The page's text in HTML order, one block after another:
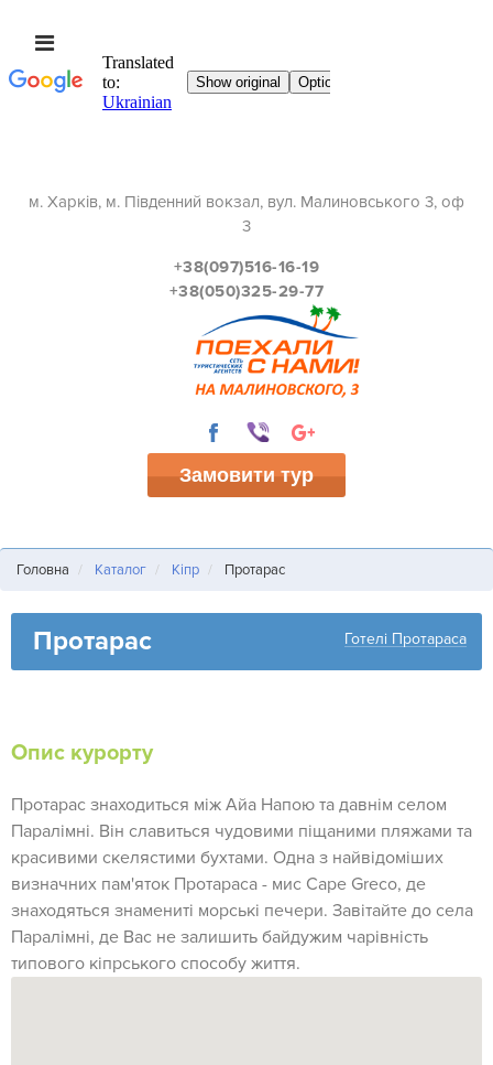
м. Харків, м. Південний вокзал, вул. Малиновського 3, оф
3
+38(097)516-16-19
+38(050)325-29-77
Замовити тур
Головна Каталог Кіпр Протарас
Протарас Готелі Протараса
Опис курорту
Протарас знаходиться між Айа Напою та давнім селом
Паралімні. Він славиться чудовими піщаними пляжами та
красивими скелястими бухтами. Одна з найвідоміших
визначних пам'яток Протараса - мис Cape Greco, де
знаходяться знамениті морські печери. Завітайте до села
Паралімні, де Вас не залишить байдужим чарівність
типового кіпрського способу життя.